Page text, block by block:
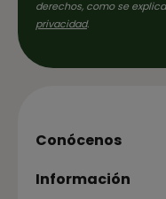
derechos, como se
privacidad.
Conócenos
Información